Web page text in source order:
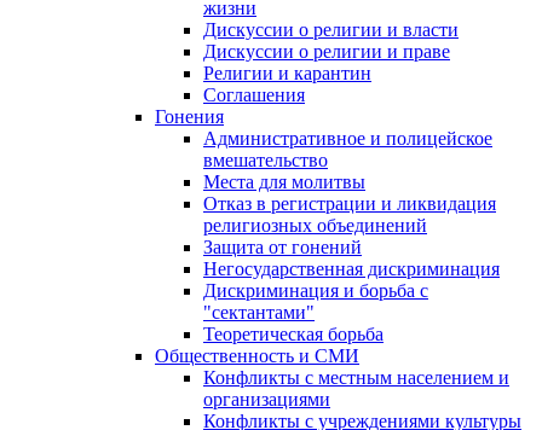
жизни
Дискуссии о религии и власти
Дискуссии о религии и праве
Религии и карантин
Соглашения
Гонения
Административное и полицейское
вмешательство
Места для молитвы
Отказ в регистрации и ликвидация
религиозных объединений
Защита от гонений
Негосударственная дискриминация
Дискриминация и борьба с
"сектантами"
Теоретическая борьба
Общественность и СМИ
Конфликты с местным населением и
организациями
Конфликты с учреждениями культуры